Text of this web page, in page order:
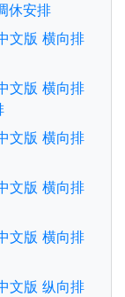
休安排
文版 横向排
文版 横向排
文版 横向排
文版 横向排
文版 横向排
文版 纵向排